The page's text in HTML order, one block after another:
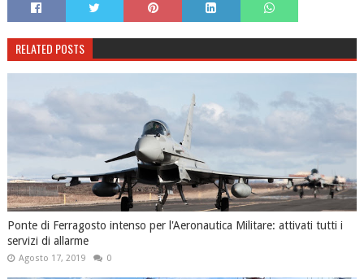
RELATED POSTS
Ponte di Ferragosto intenso per l'Aeronautica Militare: attivati tutti i
servizi di allarme
Agosto 17, 2019 0